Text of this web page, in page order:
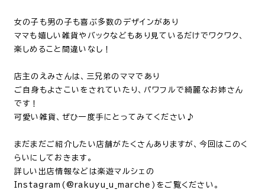
女の子も男の子も喜ぶ多数のデザインがあり
ママも嬉しい雑貨やバックなどもあり見ているだけでワクワク、
楽しめること間違いなし！
店主のえみさんは、三兄弟のママであり
ご自身もよさこいをされていたり、パワフルで綺麗なお姉さん
です！
可愛い雑貨、ぜひ一度手にとってみてください♪
まだまだご紹介したい店舗がたくさんありますが、今回はこのく
らいにしておきます。
詳しい出店情報などは楽遊マルシェの
Instagram(@rakuyu_u_marche)をご覧ください。